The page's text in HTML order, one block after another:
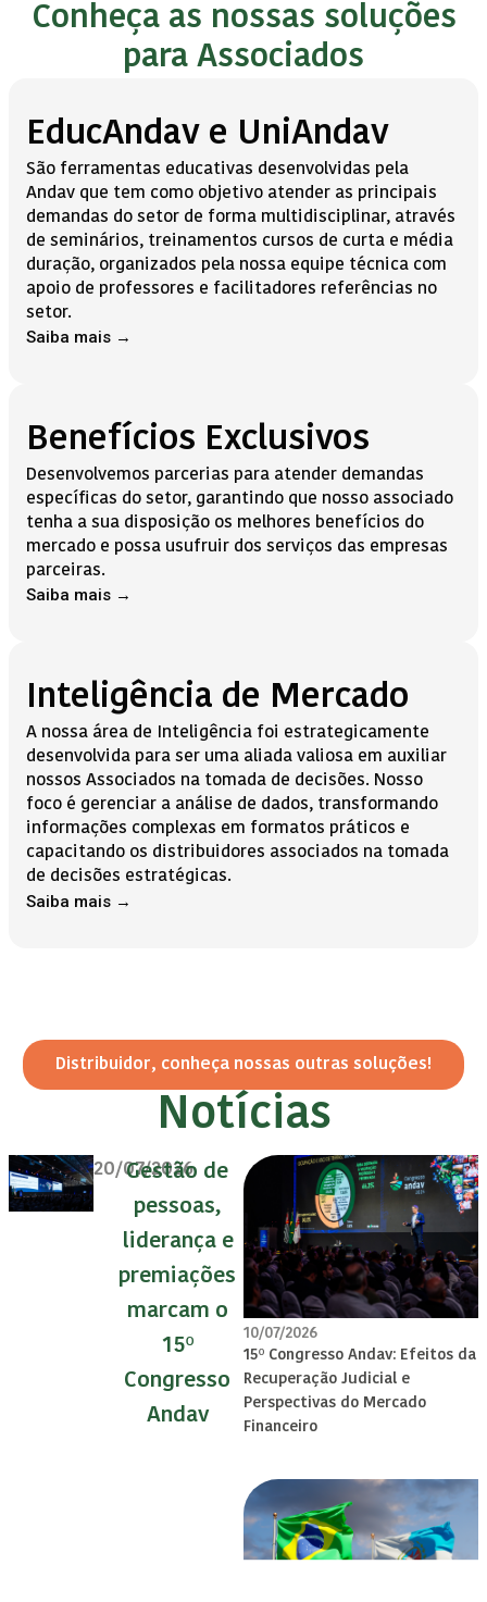
Conheça as nossas soluções
para Associados
EducAndav e UniAndav
São ferramentas educativas desenvolvidas pela
Andav que tem como objetivo atender as principais
demandas do setor de forma multidisciplinar, através
de seminários, treinamentos cursos de curta e média
duração, organizados pela nossa equipe técnica com
apoio de professores e facilitadores referências no
setor.
Saiba mais →
Benefícios Exclusivos
Desenvolvemos parcerias para atender demandas
específicas do setor, garantindo que nosso associado
tenha a sua disposição os melhores benefícios do
mercado e possa usufruir dos serviços das empresas
parceiras.
Saiba mais →
Inteligência de Mercado
A nossa área de Inteligência foi estrategicamente
desenvolvida para ser uma aliada valiosa em auxiliar
nossos Associados na tomada de decisões. Nosso
foco é gerenciar a análise de dados, transformando
informações complexas em formatos práticos e
capacitando os distribuidores associados na tomada
de decisões estratégicas.
Saiba mais →
Distribuidor, conheça nossas outras soluções!
Notícias
20/07/2026
Gestão de
pessoas,
liderança e
premiações
marcam o
15º
Congresso
Andav
10/07/2026
15º Congresso Andav: Efeitos da
Recuperação Judicial e
Perspectivas do Mercado
Financeiro